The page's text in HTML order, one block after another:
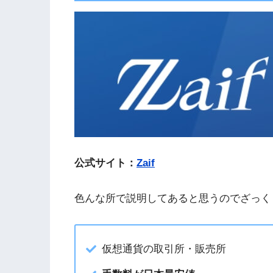
公式サイト： Zaif
色んな所で説明してあると思うのでざっ
仮想通貨の取引所・販売所